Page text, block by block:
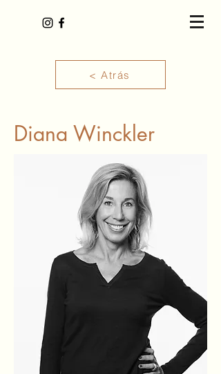
< Atrás
Diana Winckler